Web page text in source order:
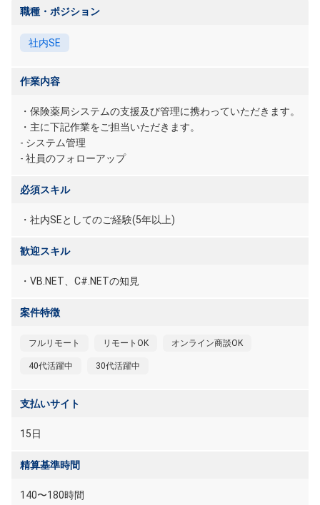
職種・ポジション
社内SE
作業内容
・保険薬局システムの支援及び管理に携わっていただきます。
・主に下記作業をご担当いただきます。
- システム管理
- 社員のフォローアップ
必須スキル
・社内SEとしてのご経験(5年以上)
歓迎スキル
・VB.NET、C#.NETの知見
案件特徴
フルリモート リモートOK オンライン商談OK
40代活躍中 30代活躍中
支払いサイト
15日
精算基準時間
140〜180時間